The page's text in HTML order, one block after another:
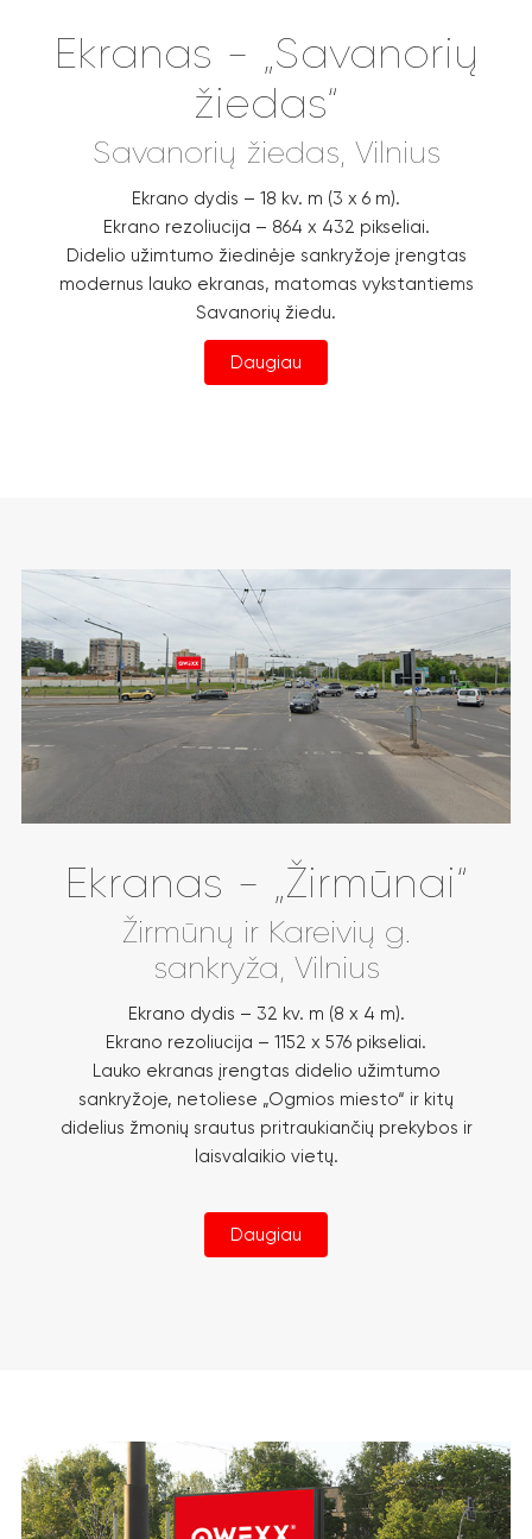
Ekranas - „Savanorių
žiedas“
Savanorių žiedas, Vilnius
Ekrano dydis – 18 kv. m (3 x 6 m).
Ekrano rezoliucija – 864 x 432 pikseliai.
Didelio užimtumo žiedinėje sankryžoje įrengtas
modernus lauko ekranas, matomas vykstantiems
Savanorių žiedu.
Daugiau
Ekranas - „Žirmūnai“
Žirmūnų ir Kareivių g.
sankryža, Vilnius
Ekrano dydis – 32 kv. m (8 x 4 m).
Ekrano rezoliucija – 1152 x 576 pikseliai.
Lauko ekranas įrengtas didelio užimtumo
sankryžoje, netoliese „Ogmios miesto“ ir kitų
didelius žmonių srautus pritraukiančių prekybos ir
laisvalaikio vietų.
Daugiau